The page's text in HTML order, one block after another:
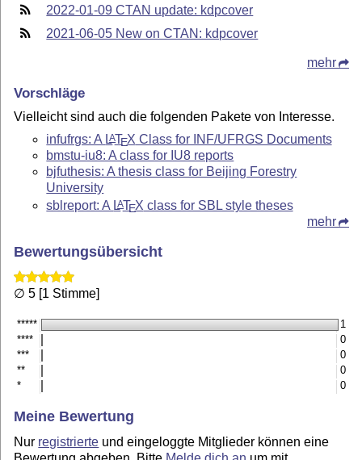
2022-01-09 CTAN update: kdpcover
2021-06-05 New on CTAN: kdpcover
mehr
Vorschläge
Vielleicht sind auch die folgenden Pakete von Interesse.
infufrgs: A LATEX Class for INF/UFRGS Documents
bmstu-iu8: A class for IU8 reports
bjfuthesis: A thesis class for Beijing Forestry
University
sblreport: A LATEX class for SBL style theses
mehr
Bewertungsübersicht
∅ 5 [1 Stimme]
*****
1
****
0
***
0
**
0
*
0
Meine Bewertung
Nur registrierte und eingeloggte Mitglieder können eine